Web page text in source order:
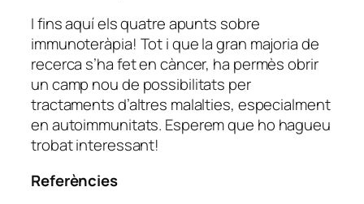
I fins aquí els quatre apunts sobre
immunoteràpia! Tot i que la gran majoria de
recerca s’ha fet en càncer, ha permès obrir
un camp nou de possibilitats per
tractaments d’altres malalties, especialment
en autoimmunitats. Esperem que ho hagueu
trobat interessant!
Referències